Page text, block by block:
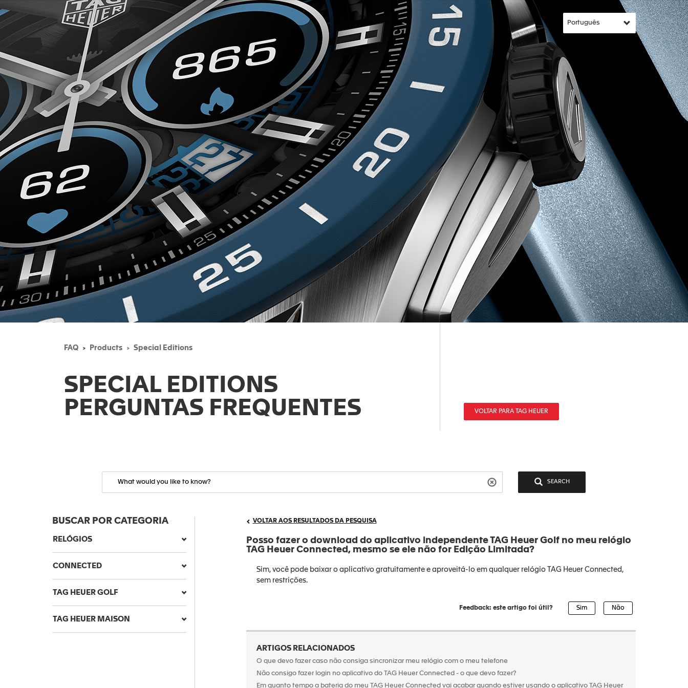
FAQ Products Special Editions
SPECIAL EDITIONS
PERGUNTAS FREQUENTES
VOLTAR PARA TAG HEUER
SEARCH
BUSCAR POR CATEGORIA
RELÓGIOS
CONNECTED
TAG HEUER GOLF
TAG HEUER MAISON
VOLTAR AOS RESULTADOS DA PESQUISA
Posso fazer o download do aplicativo independente TAG Heuer Golf no meu relógio
TAG Heuer Connected, mesmo se ele não for Edição Limitada?
Sim, você pode baixar o aplicativo gratuitamente e aproveitá-lo em qualquer relógio TAG Heuer Connected,
sem restrições.
Feedback: este artigo foi útil?
ARTIGOS RELACIONADOS
O que devo fazer caso não consiga sincronizar meu relógio com o meu telefone
Não consigo fazer login no aplicativo do TAG Heuer Connected - o que devo fazer?
Em quanto tempo a bateria do meu TAG Heuer Connected vai acabar quando estiver usando o aplicativo TAG Heuer